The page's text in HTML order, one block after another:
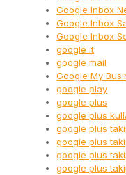
Google Inbox
Google Inbox
Google Inbox
google it
google mail
Google My
google play
google plus
google plus
google plus
google plus
google plus
google plus